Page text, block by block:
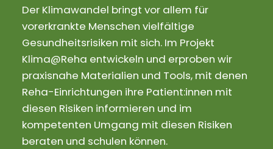
Der Klimawandel bringt vor allem für
vorerkrankte Menschen vielfältige
Gesundheitsrisiken mit sich. Im Projekt
Klima@Reha entwickeln und erproben wir
praxisnahe Materialien und Tools, mit denen
Reha-Einrichtungen ihre Patient:innen mit
diesen Risiken informieren und im
kompetenten Umgang mit diesen Risiken
beraten und schulen können.